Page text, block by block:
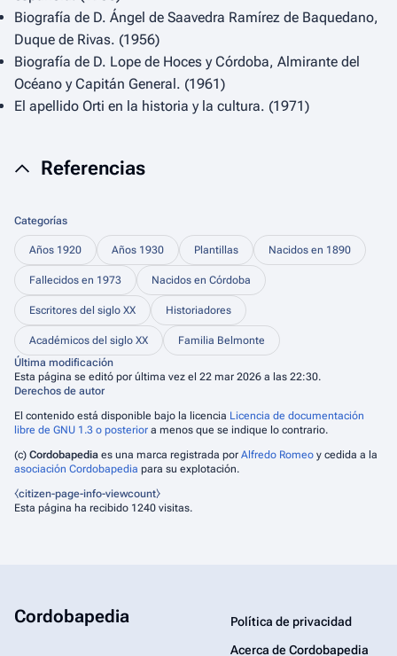
Biografía de D. Ángel de Saavedra Ramírez de Baquedano,
Duque de Rivas. (1956)
Biografía de D. Lope de Hoces y Córdoba, Almirante del
Océano y Capitán General. (1961)
El apellido Orti en la historia y la cultura. (1971)
Referencias
Categorías
Años 1920 Años 1930 Plantillas Nacidos en 1890
Fallecidos en 1973 Nacidos en Córdoba
Escritores del siglo XX Historiadores
Académicos del siglo XX
Familia Belmonte
Última modificación
Esta página se editó por última vez el 22 mar 2026 a las 22:30.
Derechos de autor
El contenido está disponible bajo la licencia Licencia de documentación
libre de GNU 1.3 o posterior a menos que se indique lo contrario.
(c) Cordobapedia es una marca registrada por Alfredo Romeo y cedida a la
asociación Cordobapedia para su explotación.
⧼citizen-page-info-viewcount⧽
Esta página ha recibido 1240 visitas.
Cordobapedia
Política de privacidad
Acerca de Cordobapedia